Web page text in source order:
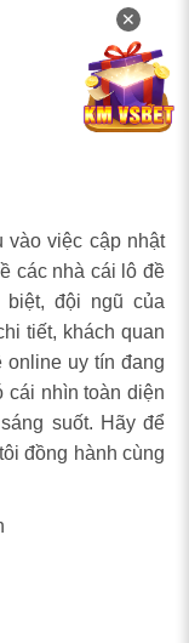
vào việc cập nhật
các nhà cái lô đề
đội ngũ của
tiết, khách quan
online uy tín đang
cái nhìn toàn diện
suốt. Hãy để
đồng hành cùng
✕